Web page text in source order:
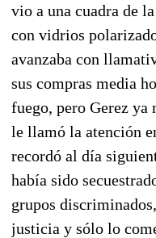
vio a una cuadra de
con vidrios
avanzaba con
sus compras media
fuego, pero Gerez ya
le llamó la atención
recordó al día
había sido
grupos
justicia y sólo lo